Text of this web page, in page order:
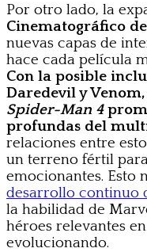
Por otro lado, la
Cinematográfico
nuevas capas de
hace cada película
Con la posible
Daredevil y
Spider-Man 4
profundas del
relaciones entre
un terreno fértil
emocionantes. Esto
desarrollo continuo
la habilidad de
héroes relevantes
evolucionando.